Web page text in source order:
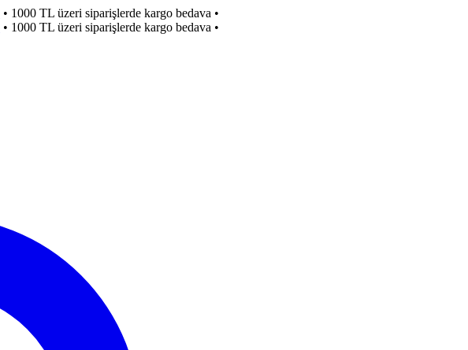
• 1000 TL üzeri siparişlerde kargo bedava •
• 1000 TL üzeri siparişlerde kargo bedava •